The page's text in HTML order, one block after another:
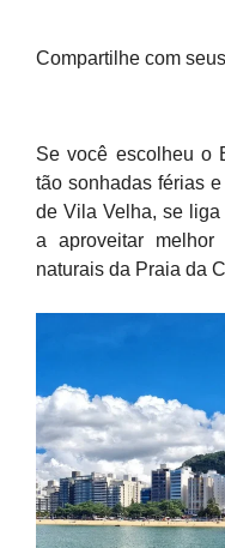
Compartilhe com
Se você escolheu o
tão sonhadas férias
de Vila Velha, se
a aproveitar melhor
naturais da Praia da